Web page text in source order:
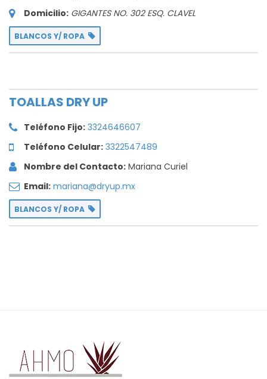
Domicilio: GIGANTES NO. 302 ESQ. CLAVEL
BLANCOS Y/ ROPA
TOALLAS DRY UP
Teléfono Fijo: 3324646607
Teléfono Celular: 3322547489
Nombre del Contacto: Mariana Curiel
Email: mariana@dryup.mx
BLANCOS Y/ ROPA